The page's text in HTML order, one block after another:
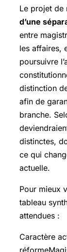
Le projet de
d’une
entre
les affaires,
poursuivre
distinction
afin de
branche.
distinctes,
ce qui
actuelle.
Pour mieux
tableau
attendues :
Caractère